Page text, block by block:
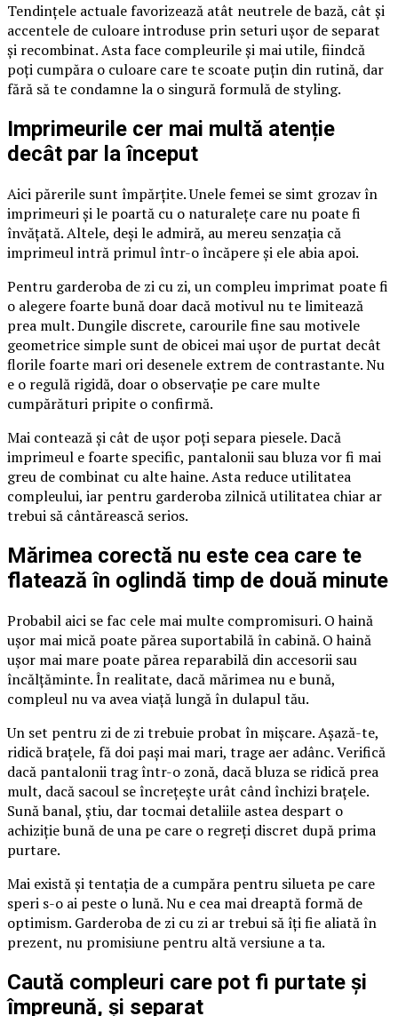
Tendințele actuale favorizează atât neutrele de bază, cât și
accentele de culoare introduse prin seturi ușor de separat
și recombinat. Asta face compleurile și mai utile, fiindcă
poți cumpăra o culoare care te scoate puțin din rutină, dar
fără să te condamne la o singură formulă de styling.
Imprimeurile cer mai multă atenție
decât par la început
Aici părerile sunt împărțite. Unele femei se simt grozav în
imprimeuri și le poartă cu o naturalețe care nu poate fi
învățată. Altele, deși le admiră, au mereu senzația că
imprimeul intră primul într-o încăpere și ele abia apoi.
Pentru garderoba de zi cu zi, un compleu imprimat poate fi
o alegere foarte bună doar dacă motivul nu te limitează
prea mult. Dungile discrete, carourile fine sau motivele
geometrice simple sunt de obicei mai ușor de purtat decât
florile foarte mari ori desenele extrem de contrastante. Nu
e o regulă rigidă, doar o observație pe care multe
cumpărături pripite o confirmă.
Mai contează și cât de ușor poți separa piesele. Dacă
imprimeul e foarte specific, pantalonii sau bluza vor fi mai
greu de combinat cu alte haine. Asta reduce utilitatea
compleului, iar pentru garderoba zilnică utilitatea chiar ar
trebui să cântărească serios.
Mărimea corectă nu este cea care te
flatează în oglindă timp de două minute
Probabil aici se fac cele mai multe compromisuri. O haină
ușor mai mică poate părea suportabilă în cabină. O haină
ușor mai mare poate părea reparabilă din accesorii sau
încălțăminte. În realitate, dacă mărimea nu e bună,
compleul nu va avea viață lungă în dulapul tău.
Un set pentru zi de zi trebuie probat în mișcare. Așază-te,
ridică brațele, fă doi pași mai mari, trage aer adânc. Verifică
dacă pantalonii trag într-o zonă, dacă bluza se ridică prea
mult, dacă sacoul se încrețește urât când închizi brațele.
Sună banal, știu, dar tocmai detaliile astea despart o
achiziție bună de una pe care o regreți discret după prima
purtare.
Mai există și tentația de a cumpăra pentru silueta pe care
speri s-o ai peste o lună. Nu e cea mai dreaptă formă de
optimism. Garderoba de zi cu zi ar trebui să îți fie aliată în
prezent, nu promisiune pentru altă versiune a ta.
Caută compleuri care pot fi purtate și
împreună, și separat